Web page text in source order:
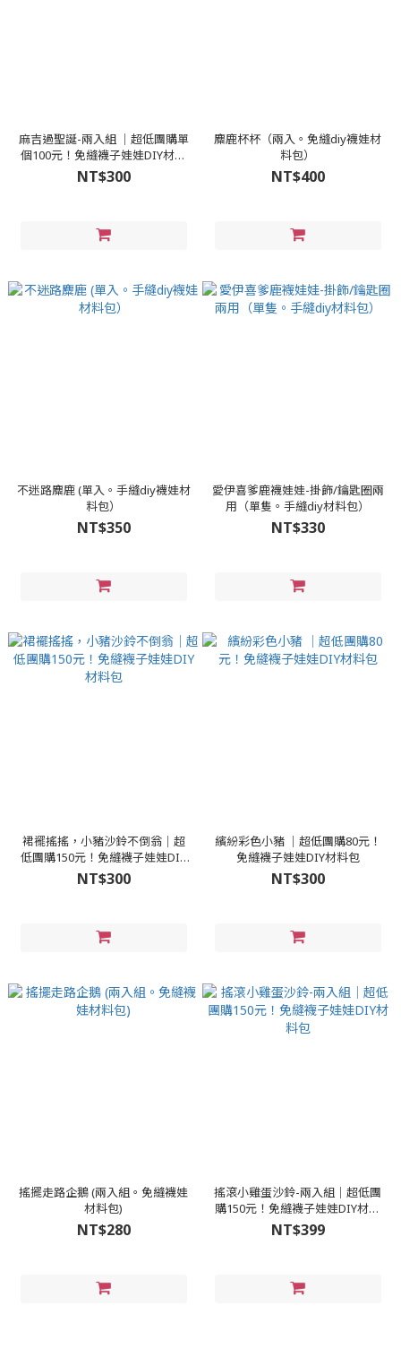
麻吉過聖誕-兩入組 │超低團購單
個100元！免縫襪子娃娃DIY材料
包（企鵝、麋鹿、北極熊）
NT$300
麋鹿杯杯（兩入。免縫diy襪娃材
料包）
NT$400
不迷路麋鹿 (單入。手縫diy襪娃材
料包）
NT$350
愛伊喜爹鹿襪娃娃-掛飾/鑰匙圈兩
用（單隻。手縫diy材料包）
NT$330
裙襬搖搖，小豬沙鈴不倒翁│超
低團購150元！免縫襪子娃娃DIY
材料包
NT$300
繽紛彩色小豬 │超低團購80元！
免縫襪子娃娃DIY材料包
NT$300
搖擺走路企鵝 (兩入組。免縫襪娃
材料包)
NT$280
搖滾小雞蛋沙鈴-兩入組│超低團
購150元！免縫襪子娃娃DIY材料
包
NT$399